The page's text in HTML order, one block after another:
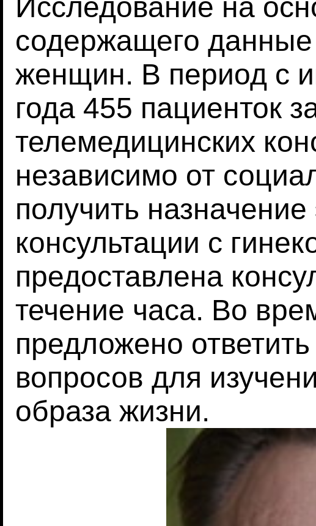
Исследование на
содержащего
женщин. В период с
года 455 пациенток
телемедицинских
независимо от
получить
консультации с
предоставлена
течение часа. Во
предложено
вопросов для
образа жизни.